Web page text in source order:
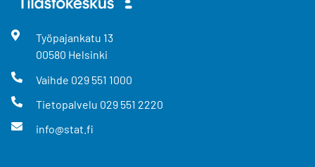
Työpajankatu 13
00580 Helsinki
Vaihde 029 551 1000
Tietopalvelu 029 551 2220
info@stat.fi